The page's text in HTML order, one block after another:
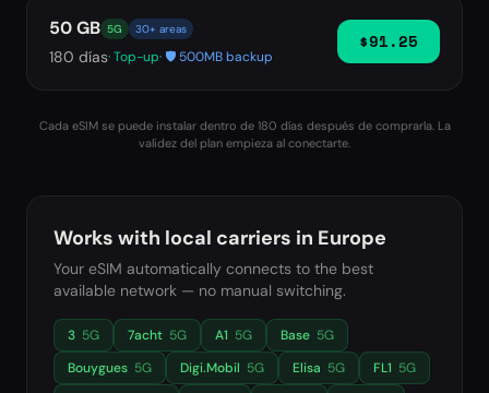
50 GB 5G 30+ areas
180 días· Top-up· 🛡️ 500MB backup
$91.25
Cada eSIM se puede instalar dentro de 180 días después de comprarla. La
validez del plan empieza al conectarte.
Works with local carriers in Europe
Your eSIM automatically connects to the best
available network — no manual switching.
3 5G 7acht 5G A1 5G Base 5G
Bouygues 5G Digi.Mobil 5G Elisa 5G FL1 5G